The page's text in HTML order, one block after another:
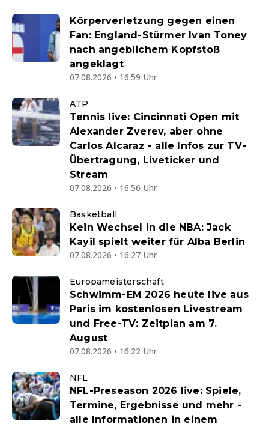
Körperverletzung gegen einen
Fan: England-Stürmer Ivan Toney
nach angeblichem Kopfstoß
angeklagt
07.08.2026 • 16:59 Uhr
ATP
Tennis live: Cincinnati Open mit
Alexander Zverev, aber ohne
Carlos Alcaraz - alle Infos zur TV-
Übertragung, Liveticker und
Stream
07.08.2026 • 16:56 Uhr
Basketball
Kein Wechsel in die NBA: Jack
Kayil spielt weiter für Alba Berlin
07.08.2026 • 16:27 Uhr
Europameisterschaft
Schwimm-EM 2026 heute live aus
Paris im kostenlosen Livestream
und Free-TV: Zeitplan am 7.
August
07.08.2026 • 16:22 Uhr
NFL
NFL-Preseason 2026 live: Spiele,
Termine, Ergebnisse und mehr -
alle Informationen in einem